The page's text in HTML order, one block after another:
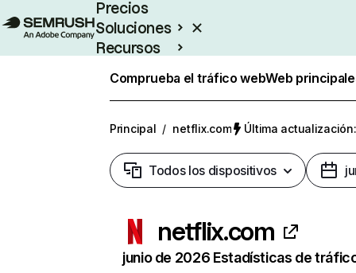
Precios
Soluciones
Recursos
Comprueba el tráfico webWeb
Principal / netflix.com Última
Todos los dispositivos
netflix.com
junio de 2026 Estadísticas de